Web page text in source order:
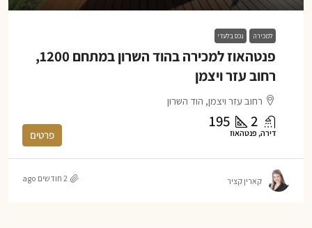
למכירה נכס בלעדי
פנטהאוז למכירה בהוד השרון במתחם 1200,
רחוב עזר ויצמן
רחוב עזר ויצמן, הוד השרון
2
195
דירה, פנטהאוז פרטים
קארין קציר 2 חודשים ago